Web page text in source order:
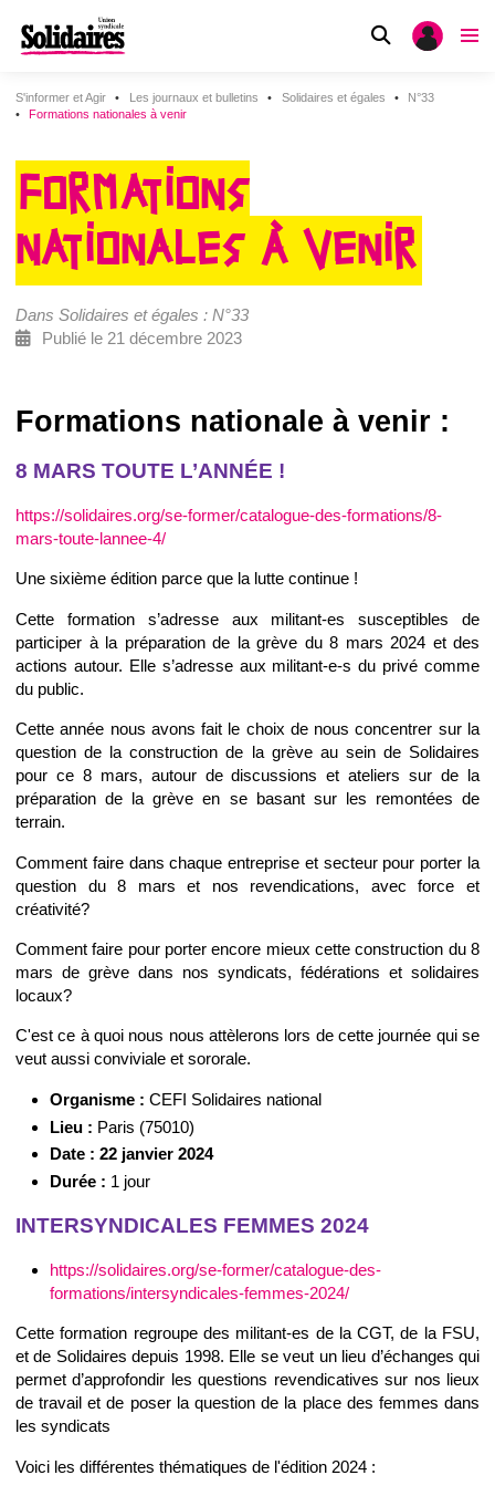
S'informer et Agir Les journaux et bulletins Solidaires et égales
N°33
Formations nationales à venir
FORMATIONS
NATIONALES À VENIR
Dans Solidaires et égales : N°33
Publié le 21 décembre 2023
Formations nationale à venir :
8 MARS TOUTE L’ANNÉE !
https://solidaires.org/se-former/catalogue-des-formations/8-
mars-toute-lannee-4/
Une sixième édition parce que la lutte continue !
Cette formation s’adresse aux militant-es susceptibles de
participer à la préparation de la grève du 8 mars 2024 et des
actions autour. Elle s’adresse aux militant-e-s du privé comme
du public.
Cette année nous avons fait le choix de nous concentrer sur la
question de la construction de la grève au sein de Solidaires
pour ce 8 mars, autour de discussions et ateliers sur de la
préparation de la grève en se basant sur les remontées de
terrain.
Comment faire dans chaque entreprise et secteur pour porter la
question du 8 mars et nos revendications, avec force et
créativité?
Comment faire pour porter encore mieux cette construction du 8
mars de grève dans nos syndicats, fédérations et solidaires
locaux?
C'est ce à quoi nous nous attèlerons lors de cette journée qui se
veut aussi conviviale et sororale.
Organisme : CEFI Solidaires national
Lieu : Paris (75010)
Date : 22 janvier 2024
Durée : 1 jour
INTERSYNDICALES FEMMES 2024
https://solidaires.org/se-former/catalogue-des-
formations/intersyndicales-femmes-2024/
Cette formation regroupe des militant-es de la CGT, de la FSU,
et de Solidaires depuis 1998. Elle se veut un lieu d’échanges qui
permet d’approfondir les questions revendicatives sur nos lieux
de travail et de poser la question de la place des femmes dans
les syndicats
Voici les différentes thématiques de l'édition 2024 :